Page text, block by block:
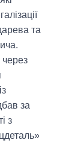
та
за
з